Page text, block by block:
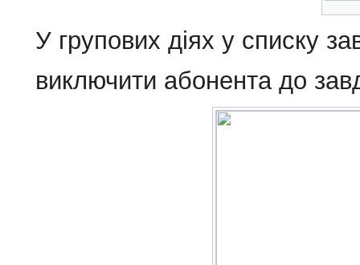
У групових діях у списку
виключити абонента до